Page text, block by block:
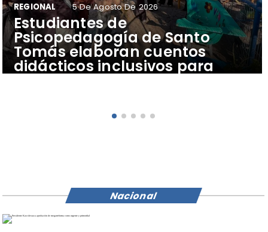
​Estudiantes de
Psicopedagogía de Santo
Tomás elaboran cuentos
didácticos inclusivos para
apoyar el aprendizaje de
REGIONAL 5 De Agosto De 2026
Nacional